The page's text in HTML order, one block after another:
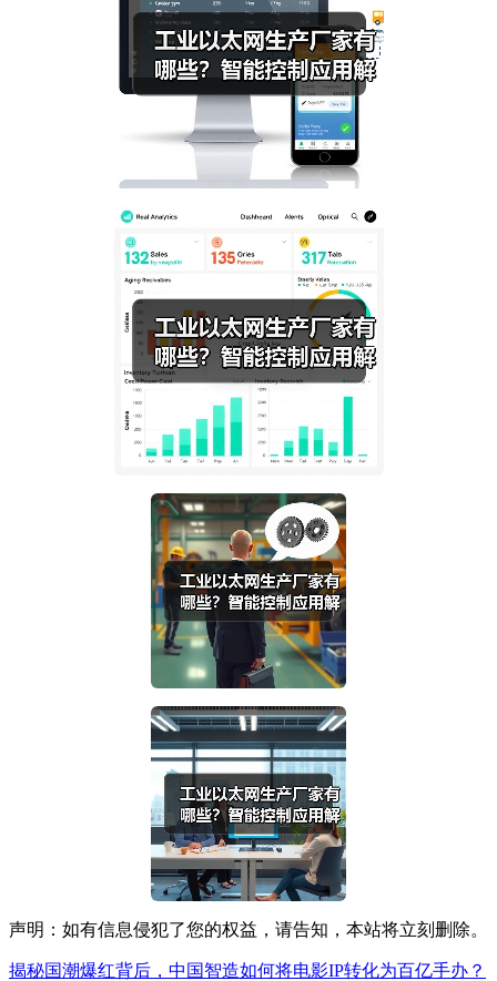
声明：如有信息侵犯了您的权益，请告知，本站将立刻删除。
揭秘国潮爆红背后，中国智造如何将电影IP转化为百亿手办？